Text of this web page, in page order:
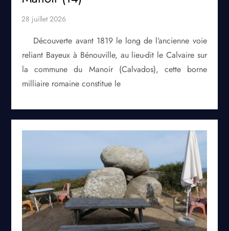
Découverte avant 1819 le long de l’ancienne voie
reliant Bayeux à Bénouville, au lieu-dit le Calvaire sur
la commune du Manoir (Calvados), cette borne
milliaire romaine constitue le